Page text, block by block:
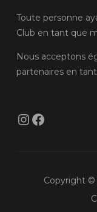
Toute personne
Club en tant que
Nous acceptons
partenaires en
Instagram
Facebook
Copyright ©